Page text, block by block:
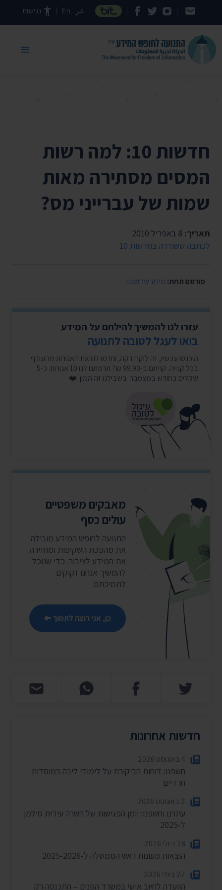
דילוג לתוכן העמוד عر En נגישות
חדשות 10: למה רשות
המסים מסתירה מאות
שמות של עברייני מס?
תאריך:
לכתבה ששודרה בחדשות 10
פורסם תחת: מידע שהשגנו
עזרו לנו להמשיך להילחם על המידע
בואו לעגל לטובה לתנועה
היכנסו עכשיו, זה לוקח דקה, ותרמו לנו את האגורות מהעודף
בכל קנייה. קניתם ב-99.90 ₪? תרמתם לנו 10 אגורות. כ-5
שקלים בחודש במצטבר. בשבילנו זה המון. ❤️
מאבקים משפטיים
עולים כסף
התנועה לחופש המידע מובילה
את מהפכת השקיפות ומחזירה
את המידע לציבור. כדי שנוכל
להמשיך אנחנו זקוקים
לתמיכתם
כן, אני רוצה לתמוך
חדשות אחרונות
4 באוגוסט 2026
חשפנו: דוחות הביקורת על לימודי ליבה במוסדות
חרדיים
2 באוגוסט 2026
עתרנו וחשפנו: יומן הפגישות של השרה עידית סילמן
ל-2025
28 ביולי 2026
הוצאות מעונות ראש הממשלה ל-2025-2026
27 ביולי 2026
הוועדה לחיוב אישי במשרד הפנים – התכנסה רק